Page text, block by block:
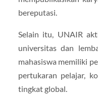
bereputasi.
Selain itu, UNAIR
universitas dan
mahasiswa memiliki
pertukaran pelajar,
tingkat global.